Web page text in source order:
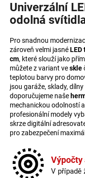
Univerzální
odolná
Pro snadnou
zároveň velmi jasnéLED
cm, které slouží jako
můžete z variant veskle
teplotou barvy pro
jsou garáže, sklady,
doporučujeme naše
mechanickou odolností
profesionální modely
skrze digitální
pro zabezpečení
Výpočty
V případě